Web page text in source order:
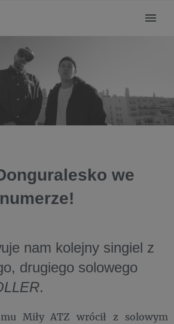
we
nam kolejny singiel z
drugiego solowego
.
Miły ATZ wrócił z solowym